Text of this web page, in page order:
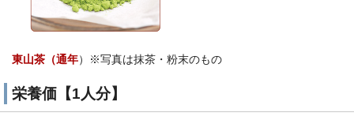
東山茶（通年）※写真は抹茶・粉末のもの
栄養価【1人分】